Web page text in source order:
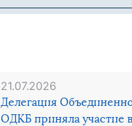
21.07.2026
Делегация
ОДКБ приняла участие